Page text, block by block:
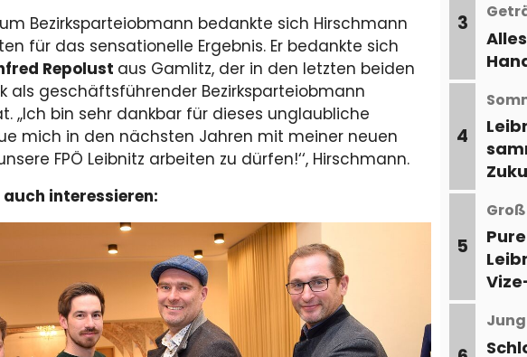
Bezirksparteiobmann bedankte sich Hirschmann
für das sensationelle Ergebnis. Er bedankte sich
Repolust aus Gamlitz, der in den letzten beiden
als geschäftsführender Bezirksparteiobmann
,,Ich bin sehr dankbar für dieses unglaubliche
mich in den nächsten Jahren mit meiner neuen
FPÖ Leibnitz arbeiten zu dürfen!‘‘, Hirschmann.
interessieren:
3
4
5